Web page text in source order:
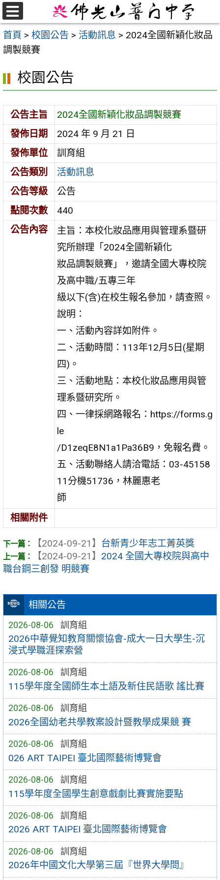
跳
至
主
要
首頁 > 校園公告 > 活動訊息 > 2024全國新穎化妝品
調製競賽
相關公告
2026-08-06 訓育組
2026中華覺知教育關懷協會-成大一日大學生-沉
浸式學職涯探索營
2026-08-06 訓育組
115學年度全國師生本土語及新住民語歌 謠比賽
2026-08-06 訓育組
2026全國幼老共學教案設計暨教學成果競 賽
2026-08-06 訓育組
026 ART TAIPEI 臺北國際藝術博覽會
2026-08-06 訓育組
115學年度全國學生創意戲劇比賽實施要點
2026-08-06 訓育組
2026 ART TAIPEI 臺北國際藝術博覽會
2026-08-06 訓育組
2026年中國文化大學第三屆『世界大學問』
校園公告
公告主旨
2024全國新穎化妝品調製競賽
發佈日期
2024 年 9 月 21 日
發佈單位
訓育組
公告類別
活動訊息
公告等級
公告
點閱次數
440
公告內容
主旨：本校化妝品應用與管理系暨研
究所辦理「2024全國新穎化
妝品調製競賽」，邀請全國大專校院
及高中職/五專三年
級以下(含)在校生報名參加，請查照。
說明：
一、活動內容詳如附件。
二、活動時間：113年12月5日(星期
四)。
三、活動地點：本校化妝品應用與管
理系暨研究所。
四、一律採網路報名：https://forms.g
le
/D1zeqE8N1a1Pa36B9，免報名費。
五、活動聯絡人請洽電話：03-45158
11分機51736，林麗惠老
師
相關附件
【2024-09-21】 台新青少年志工菁英獎
【2024-09-21】 2024 全國大專校院與高中
職台鋼三創發 明競賽
選
單